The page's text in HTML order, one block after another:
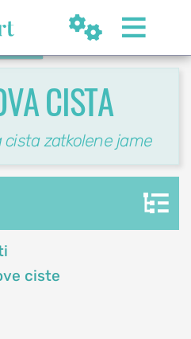
 
CISTA
cista zatkolene jame
ciste